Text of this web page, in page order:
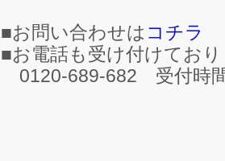
■お問い合わせは コチラ
■お電話も受け付けてお
0120-689-682 受付時間